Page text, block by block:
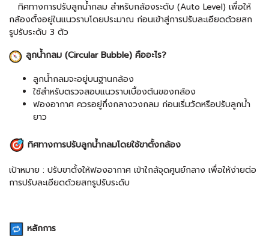
ทิศทางการปรับลูกน้ำกลม สำหรับกล้องระดับ (Auto Level) เพื่อให้
กล้องตั้งอยู่ในแนวราบโดยประมาณ ก่อนเข้าสู่การปรับละเอียดด้วยสก
รูปรับระดับ 3 ตัว
ลูกน้ำกลม (Circular Bubble) คืออะไร?
ลูกน้ำกลมจะอยู่บนฐานกล้อง
ใช้สำหรับตรวจสอบแนวราบเบื้องต้นของกล้อง
ฟองอากาศ ควรอยู่กึ่งกลางวงกลม ก่อนเริ่มวัดหรือปรับลูกน้ำ
ยาว
ทิศทางการปรับลูกน้ำกลมโดยใช้ขาตั้งกล้อง
เป้าหมาย : ปรับขาตั้งให้ฟองอากาศ เข้าใกล้จุดศูนย์กลาง เพื่อให้ง่ายต่อ
การปรับละเอียดด้วยสกรูปรับระดับ
หลักการ